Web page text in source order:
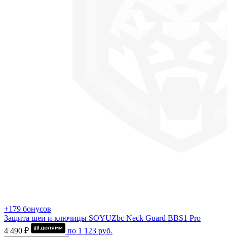
+179 бонусов
Защита шеи и ключицы SOYUZbc Neck Guard BBS1 Pro
4 490 ₽
по 1 123 руб.